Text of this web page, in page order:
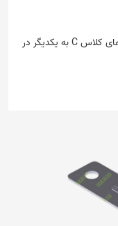
تسمه ۴ سوراخ پروفیل C برای اتصال پروفیل ­های کلاس C به یکدیگر در